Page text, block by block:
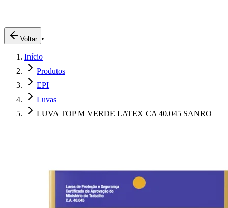
Pedidos Online
Trabalhe Conosco
Voltar •
Início
Produtos
EPI
Luvas
LUVA TOP M VERDE LATEX CA 40.045 SANRO